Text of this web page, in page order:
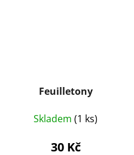
Feuilletony
Skladem (1 ks)
30 Kč